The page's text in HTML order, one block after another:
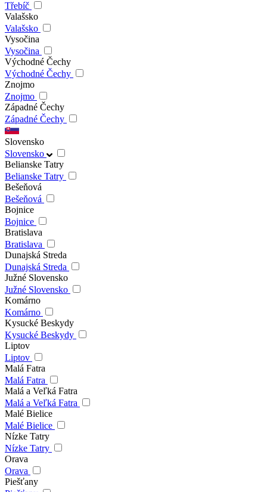
Třebíč
Valašsko
Valašsko
Vysočina
Vysočina
Východné Čechy
Východné Čechy
Znojmo
Znojmo
Západné Čechy
Západné Čechy
Slovensko
Slovensko
Belianske Tatry
Belianske Tatry
Bešeňová
Bešeňová
Bojnice
Bojnice
Bratislava
Bratislava
Dunajská Streda
Dunajská Streda
Južné Slovensko
Južné Slovensko
Komárno
Komárno
Kysucké Beskydy
Kysucké Beskydy
Liptov
Liptov
Malá Fatra
Malá Fatra
Malá a Veľká Fatra
Malá a Veľká Fatra
Malé Bielice
Malé Bielice
Nízke Tatry
Nízke Tatry
Orava
Orava
Piešťany